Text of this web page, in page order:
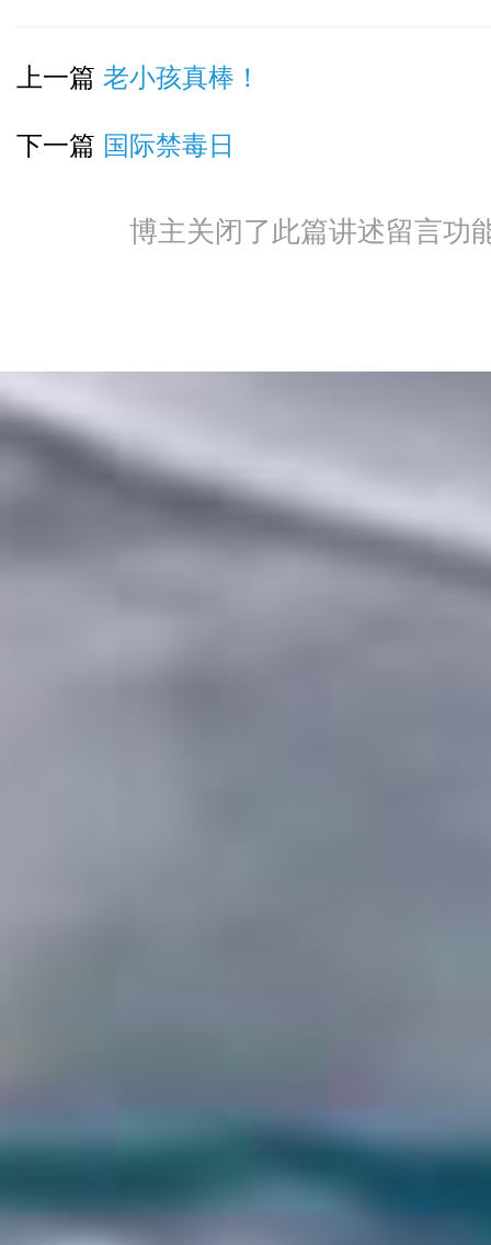
上一篇 老小孩真棒！
下一篇 国际禁毒日
博主关闭了此篇讲述留言功